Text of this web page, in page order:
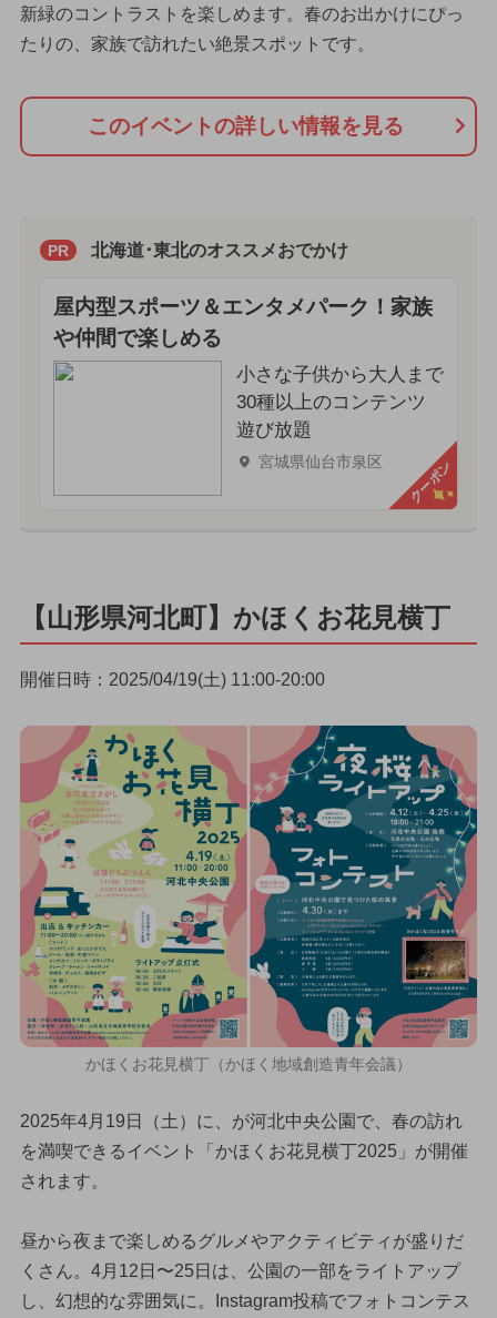
新緑のコントラストを楽しめます。春のお出かけにぴっ
たりの、家族で訪れたい絶景スポットです。
このイベントの詳しい情報を見る
PR 北海道･東北のオススメおでかけ
屋内型スポーツ＆エンタメパーク！家族
や仲間で楽しめる
小さな子供から大人まで
30種以上のコンテンツ
遊び放題
宮城県仙台市泉区 クーポン
【山形県河北町】かほくお花見横丁
開催日時：2025/04/19(土) 11:00-20:00
かほくお花見横丁（かほく地域創造青年会議）
2025年4月19日（土）に、が河北中央公園で、春の訪れ
を満喫できるイベント「かほくお花見横丁2025」が開催
されます。
昼から夜まで楽しめるグルメやアクティビティが盛りだ
くさん。4月12日〜25日は、公園の一部をライトアップ
し、幻想的な雰囲気に。Instagram投稿でフォトコンテス